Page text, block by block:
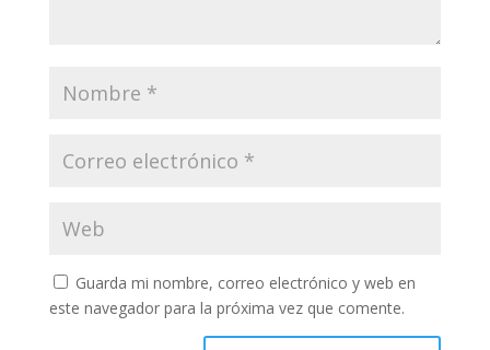
Guarda mi nombre, correo electrónico y web en
este navegador para la próxima vez que comente.